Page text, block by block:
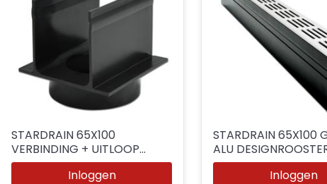
STARDRAIN 65X100
VERBINDING + UITLOOP
Ø80MM
Inloggen
STARDRAIN 65X100
ALU
Inloggen